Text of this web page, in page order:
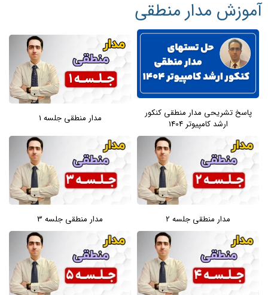
آموزش مدار منطقی
پاسخ تشریحی مدار منطقی کنکور
ارشد کامپیوتر 1404
مدار منطقی جلسه 1
مدار منطقی جلسه 2 مدار منطقی جلسه 3